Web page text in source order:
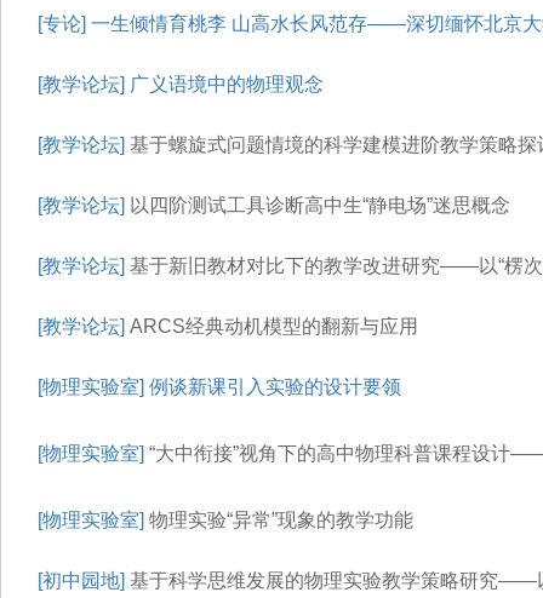
[专论] 一生倾情育桃李 山高水长风范存——深切缅怀北京
[教学论坛] 广义语境中的物理观念
[教学论坛] 基于螺旋式问题情境的科学建模进阶教学策略
[教学论坛] 以四阶测试工具诊断高中生“静电场”迷思概念
[教学论坛] 基于新旧教材对比下的教学改进研究——以“楞次
[教学论坛] ARCS经典动机模型的翻新与应用
[物理实验室] 例谈新课引入实验的设计要领
[物理实验室] “大中衔接”视角下的高中物理科普课程设计
[物理实验室] 物理实验“异常”现象的教学功能
[初中园地] 基于科学思维发展的物理实验教学策略研究——